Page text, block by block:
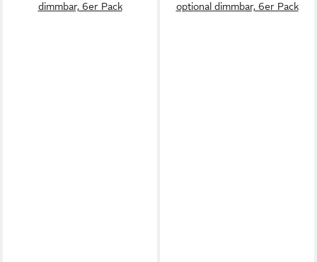
dimmbar, 6er Pack
optional dimmbar, 6er Pack